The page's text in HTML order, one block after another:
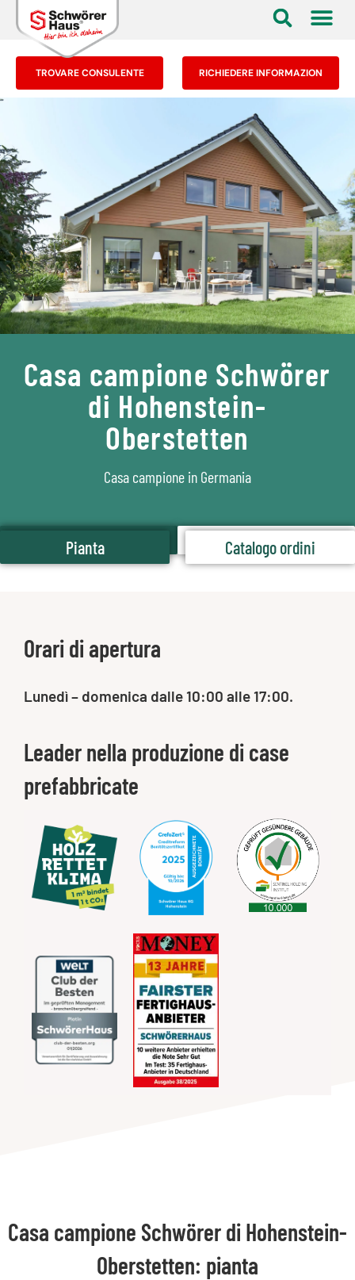
TROVARE CONSULENTE RICHIEDERE INFORMAZION
Casa campione Schwörer
di Hohenstein-
Oberstetten
Casa campione in Germania
Pianta Catalogo ordini
Pianta Catalogo ordini
Orari di apertura
Lunedì – domenica dalle 10:00 alle 17:00.
Leader nella produzione di case
prefabbricate
Casa campione Schwörer di Hohenstein-
Oberstetten: pianta